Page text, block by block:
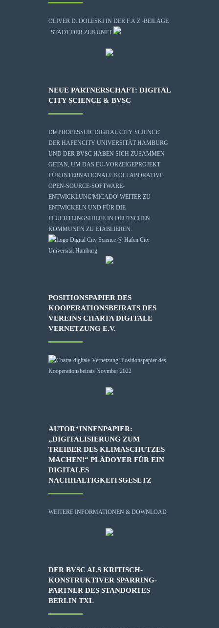
OLIVER D. DOLESKI IN DER F.A.Z.-BEILAGE
"STADT DER ZUKUNFT
NEUE PARTNERSCHAFT: DIGITAL
CITY SCIENCE & BVSC
Die PROFESSUR 'DIGITAL CITY SCIENCE'
DER HAFENCITY UNIVERSITÄT HAMBURG
UND DER BVSC HABEN SICH ZUSAMMEN
GETAN, UM DAS EU-VORZEIGEPROJEKT
FÜR INTERNATIONALE KOLLABORATIVE
OPEN-SOURCE-SOFTWARE-
ENTWICKLUNG'MICADO' WEITER ZU
ENTWICKELN UND FÜR DIE
FLÜCHTLINGSHILFE IN DEUTSCHEN
KOMMUNEN ZU ETABLIEREN.
POSITIONSPAPIER DES
KOOPERATIONSBEIRATS DES
VEREINS CHARTA DIGITALE
VERNETZUNG E.V.
AUTOR*INNENPAPIER:
„DIGITALISIERUNG ZUM
TREIBER DES KLIMASCHUTZES
MACHEN!“ PLÄDOYER FÜR EIN
DIGITALES
NACHHALTIGKEITSGESETZ
WEITERE INFORMATIONEN & DOWNLOAD
DER BVSC ALS KRITISCH-
KONSTRUKTIVER SPARRING-
PARTNER DES STANDORTES
BERLIN TXL